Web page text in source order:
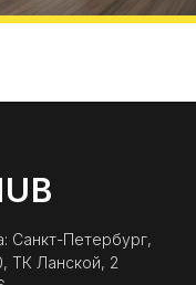
Санкт-Петербург,
ТК Ланской, 2